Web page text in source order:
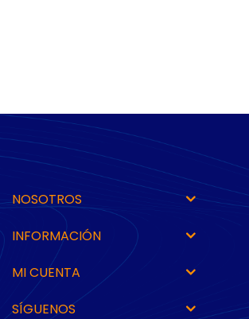
NOSOTROS
INFORMACIÓN
MI CUENTA
SÍGUENOS